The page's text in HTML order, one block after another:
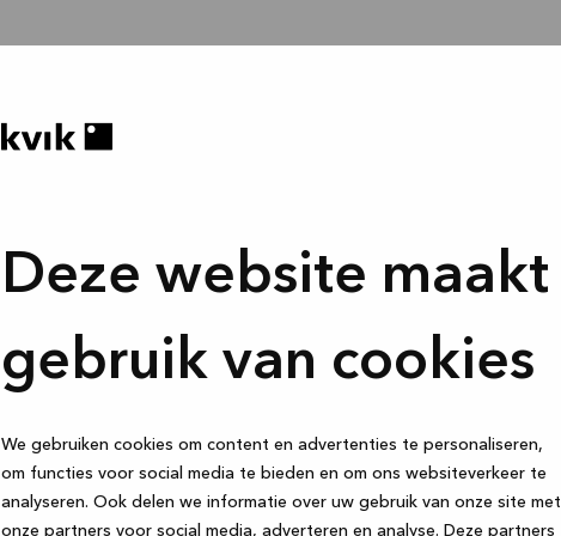
Deze website maakt
gebruik van cookies
We gebruiken cookies om content en advertenties te personaliseren,
om functies voor social media te bieden en om ons websiteverkeer te
analyseren. Ook delen we informatie over uw gebruik van onze site met
onze partners voor social media, adverteren en analyse. Deze partners